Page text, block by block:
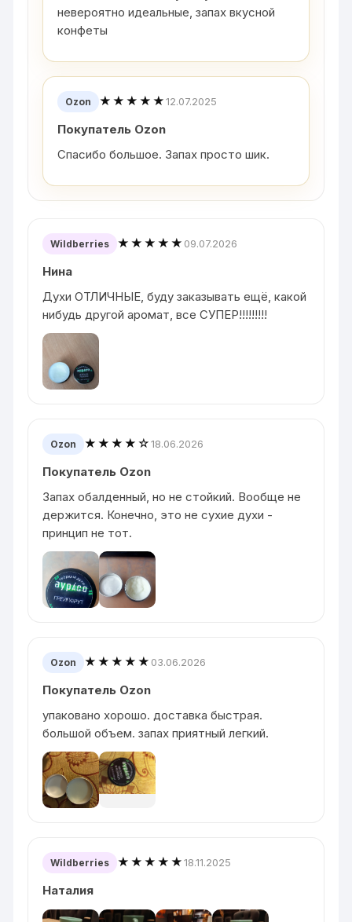
невероятно идеальные, запах вкусной
конфеты
Ozon ★★★★★12.07.2025
Покупатель Ozon
Спасибо большое. Запах просто шик.
Wildberries ★★★★★ 09.07.2026
Нина
Духи ОТЛИЧНЫЕ, буду заказывать ещё, какой
нибудь другой аромат, все СУПЕР!!!!!!!!!
Ozon ★★★★☆18.06.2026
Покупатель Ozon
Запах обалденный, но не стойкий. Вообще не
держится. Конечно, это не сухие духи -
принцип не тот.
Ozon ★★★★★ 03.06.2026
Покупатель Ozon
упаковано хорошо. доставка быстрая.
большой объем. запах приятный легкий.
Wildberries ★★★★★18.11.2025
Наталия